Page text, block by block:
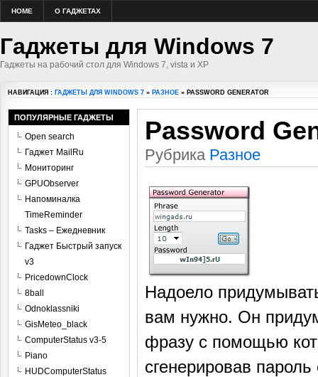
HOME О ГАДЖЕТАХ
Гаджеты для Windows 7
Гаджеты на рабочий стол для Windows 7, vista и XP
НАВИГАЦИЯ : ГАДЖЕТЫ ДЛЯ WINDOWS 7 » РАЗНОЕ » PASSWORD GENERATOR
Password
Рубрика Разное
Надоело
вам нужно. Он
фразу с помощью
сгенерировав пароль
ПОПУЛЯРНЫЕ ГАДЖЕТЫ
Open search
Гаджет MailRu
Мониторинг
GPUObserver
Напоминалка
TimeReminder
Tasks – Ежедневник
Гаджет Быстрый запуск
v3
PricedownClock
8ball
Odnoklassniki
GisMeteo_black
ComputerStatus v3-5
Piano
HUDComputerStatus